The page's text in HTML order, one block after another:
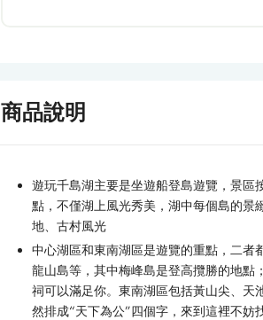
商品說明
遊玩千島湖主要是坐遊船登島遊覽，景區
點，不僅湖上風光秀美，湖中每個島的景
地、古村風光
中心湖區和東南湖區是遊覽的重點，二者
龍山島等，其中梅峰島是登高攬勝的地點
祠可以滿足你。東南湖區包括黃山尖、天
然排成“天下為公”四個字，來到這裡不